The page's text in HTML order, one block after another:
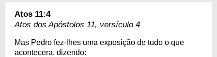
Atos 11:4
Atos dos Apóstolos 11, versículo 4
Mas Pedro fez-lhes uma exposição de tudo o que
acontecera, dizendo: